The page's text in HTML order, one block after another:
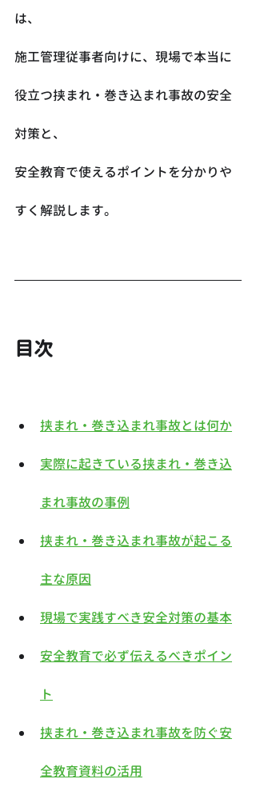
は、
施工管理従事者向けに、現場で本当に
役立つ挟まれ・巻き込まれ事故の安全
対策と、
安全教育で使えるポイントを分かりや
すく解説します。
目次
挟まれ・巻き込まれ事故とは何か
実際に起きている挟まれ・巻き込
まれ事故の事例
挟まれ・巻き込まれ事故が起こる
主な原因
現場で実践すべき安全対策の基本
安全教育で必ず伝えるべきポイン
ト
挟まれ・巻き込まれ事故を防ぐ安
全教育資料の活用